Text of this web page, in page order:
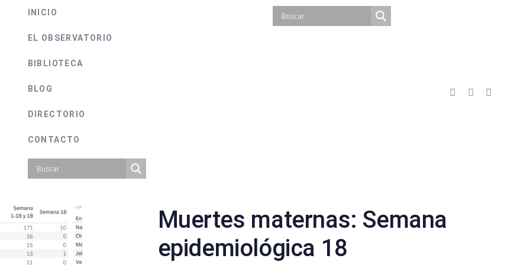
INICIO
EL OBSERVATORIO
BIBLIOTECA
BLOG
DIRECTORIO
CONTACTO
Muertes maternas: Semana
epidemiológica 18